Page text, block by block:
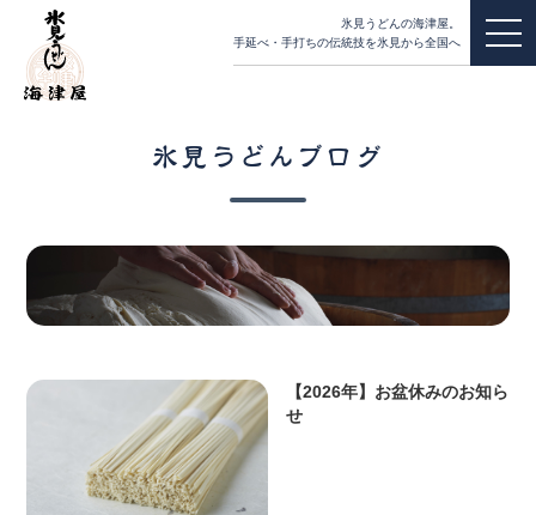
氷見うどんの海津屋。
手延べ・手打ちの伝統技を氷見から全国へ
氷見うどんブログ
【2026年】お盆休みのお知ら
せ